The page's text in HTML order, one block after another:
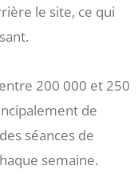
le site, ce qui
200 000 et 250
de
séances de
semaine.